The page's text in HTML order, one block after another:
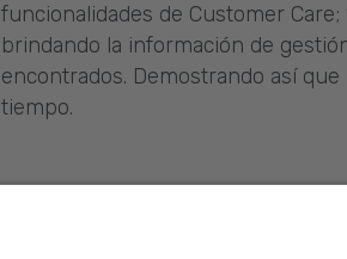
funcionalidades de Customer
brindando la información de
encontrados. Demostrando así
tiempo.